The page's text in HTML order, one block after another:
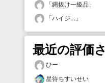
「縄抜け一級品 」
「ハイジ… 」
最近の評価
ひー
星待ちすいせい